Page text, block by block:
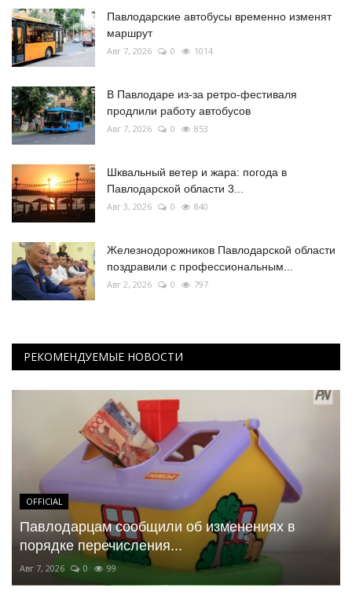
Павлодарские автобусы временно изменят
маршрут
Авг 7, 2026 0 1014
В Павлодаре из-за ретро-фестиваля
продлили работу автобусов
Авг 7, 2026 0 853
Шквальный ветер и жара: погода в
Павлодарской области 3...
Авг 3, 2026 0 840
Железнодорожников Павлодарской области
поздравили с профессиональным...
Авг 2, 2026 0 797
РЕКОМЕНДУЕМЫЕ НОВОСТИ
OFFICIAL
Павлодарцам сообщили об изменениях в
порядке перечисления...
Авг 7, 2026 0 99